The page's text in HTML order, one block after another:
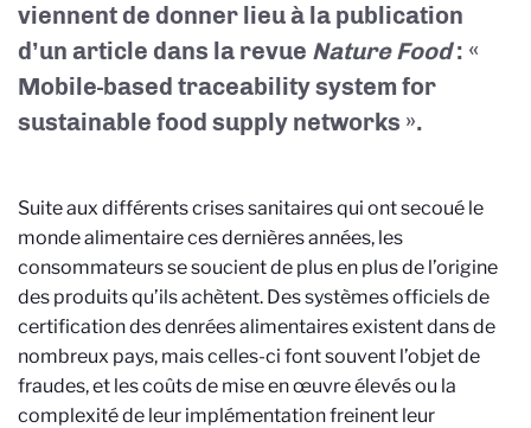
viennent de donner lieu à la publication
d’un article dans la revue Nature Food : «
Mobile-based traceability system for
sustainable food supply networks ».
Suite aux différents crises sanitaires qui ont secoué le
monde alimentaire ces dernières années, les
consommateurs se soucient de plus en plus de l’origine
des produits qu’ils achètent. Des systèmes officiels de
certification des denrées alimentaires existent dans de
nombreux pays, mais celles-ci font souvent l’objet de
fraudes, et les coûts de mise en œuvre élevés ou la
complexité de leur implémentation freinent leur